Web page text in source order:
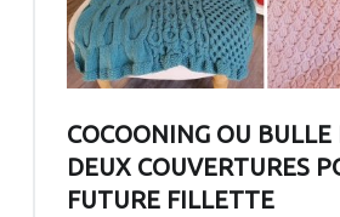
COCOONING OU BULLE
DEUX COUVERTURES
FUTURE FILLETTE